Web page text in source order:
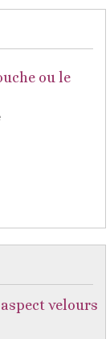
ou le
velours